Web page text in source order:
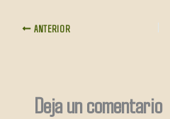
ANTERIOR
Deja un comentario